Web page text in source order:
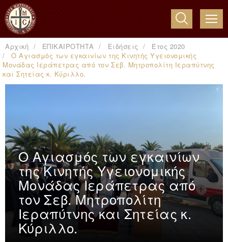
Αρχική ΕΠΙΚΑΙΡΟΤΗΤΑ Ειδήσεις
Έτος 2020
Ο Αγιασμός των εγκαινίων της Κινητής Υγειονομικής
Μονάδας Ιεράπετρας από τον Σεβ. Μητροπολίτη Ιεραπύτνης
και Σητείας κ. Κύριλλο.
Ο Αγιασμός των εγκαινίων
της Κινητής Υγειονομικής
Μονάδας Ιεράπετρας από
τον Σεβ. Μητροπολίτη
Ιεραπύτνης και Σητείας κ.
Κύριλλο.